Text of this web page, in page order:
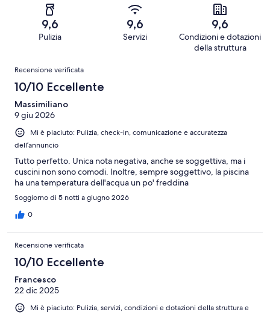
recensioni
recensioni
recensioni
Terribile.
1164
recensioni
9,6
Pulizia
9,6
Servizi
9,6
Condizioni e dotazioni
della struttura
Recensioni
Recensione verificata
10/10 Eccellente
Massimiliano
9 giu 2026
Mi è piaciuto: Pulizia, check-in, comunicazione e accuratezza
dell’annuncio
Tutto perfetto. Unica nota negativa, anche se soggettiva, ma i
cuscini non sono comodi. Inoltre, sempre soggettivo, la piscina
ha una temperatura dell'acqua un po' freddina
Soggiorno di 5 notti a giugno 2026
0
Recensione verificata
10/10 Eccellente
Francesco
22 dic 2025
Mi è piaciuto: Pulizia, servizi, condizioni e dotazioni della struttura e